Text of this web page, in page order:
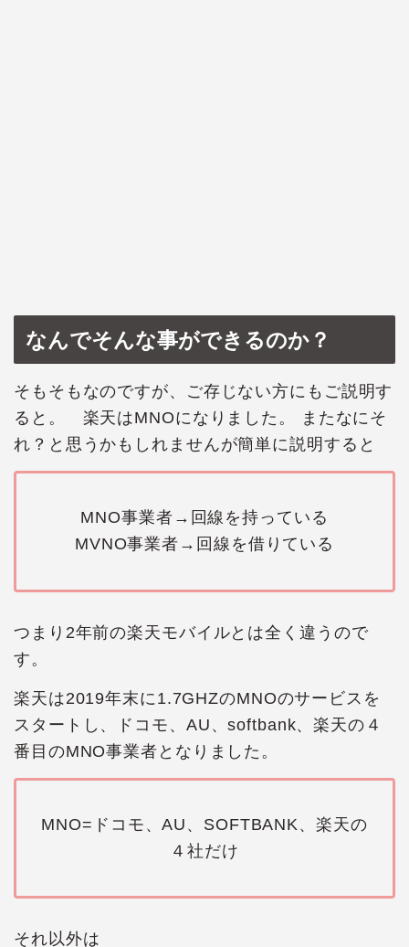
なんでそんな事ができるのか？
そもそもなのですが、ご存じない方にもご説明す
ると。 楽天はMNOになりました。 またなにそ
れ？と思うかもしれませんが簡単に説明すると
MNO事業者→回線を持っている
MVNO事業者→回線を借りている
つまり2年前の楽天モバイルとは全く違うので
す。
楽天は2019年末に1.7GHZのMNOのサービスを
スタートし、ドコモ、AU、softbank、楽天の４
番目のMNO事業者となりました。
MNO=ドコモ、AU、SOFTBANK、楽天の
４社だけ
それ以外は